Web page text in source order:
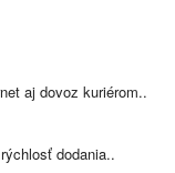
aj dovoz kuriérom..
dodania..